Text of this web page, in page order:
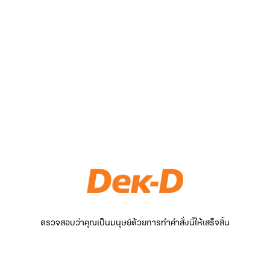
ตรวจสอบว่าคุณเป็นมนุษย์ด้วยการทำคำสั่งนี้ให้เสร็จสิ้น